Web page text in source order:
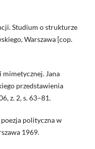
Studium o strukturze
Warszawa [cop.
mimetycznej. Jana
przedstawienia
z. 2, s. 63–81.
polityczna w
1969.